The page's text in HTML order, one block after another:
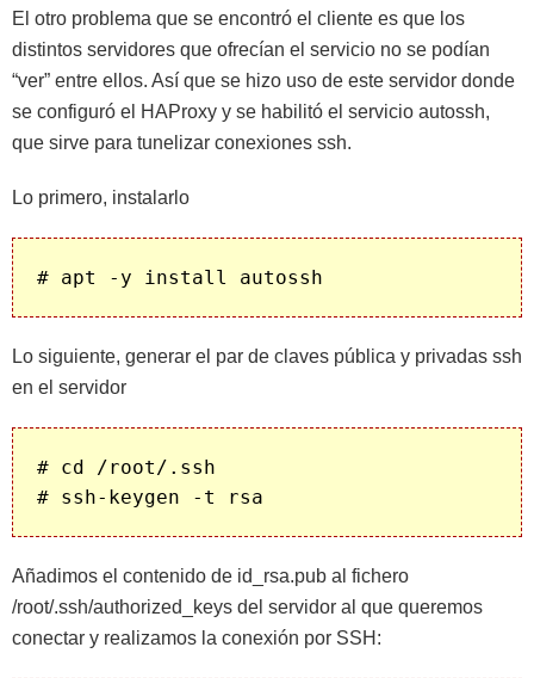
El otro problema que se encontró el cliente es que los
distintos servidores que ofrecían el servicio no se podían
“ver” entre ellos. Así que se hizo uso de este servidor donde
se configuró el HAProxy y se habilitó el servicio autossh,
que sirve para tunelizar conexiones ssh.
Lo primero, instalarlo
Lo siguiente, generar el par de claves pública y privadas ssh
en el servidor
# cd /root/.ssh
Añadimos el contenido de id_rsa.pub al fichero
/root/.ssh/authorized_keys del servidor al que queremos
conectar y realizamos la conexión por SSH: